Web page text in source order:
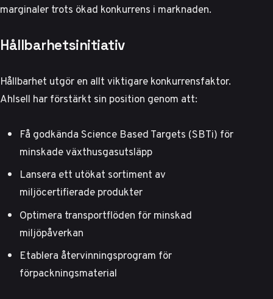
marginaler trots ökad konkurrens i marknaden.
Hållbarhetsinitiativ
Hållbarhet utgör en allt viktigare konkurrensfaktor.
Ahlsell har förstärkt sin position genom att:
Få godkända Science Based Targets (SBTi) för
minskade växthusgasutsläpp
Lansera ett utökat sortiment av
miljöcertifierade produkter
Optimera transportflöden för minskad
miljöpåverkan
Etablera återvinningsprogram för
förpackningsmaterial